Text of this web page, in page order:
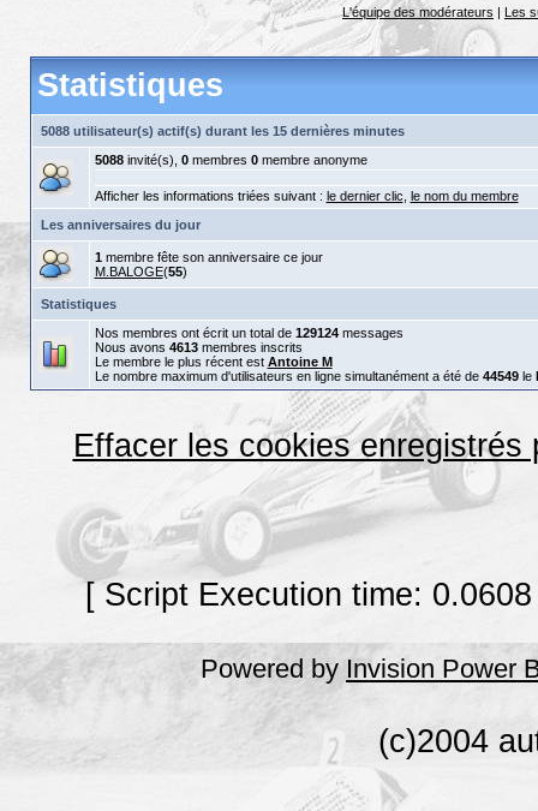
L'équipe des modérateurs | Les
Statistiques
5088 utilisateur(s) actif(s) durant les 15 dernières minutes
5088invité(s), 0membres 0membre anonyme
Afficher les informations triées suivant : le dernier clic le nom du membre
Les anniversaires du jour
1membre fête son anniversaire ce jour
M.BALOGE(55)
Statistiques
Nos membres ont écrit un total de 129124messages
Nous avons 4613membres inscrits
Le membre le plus récent est Antoine M
Le nombre maximum d'utilisateurs en ligne simultanément a été de 44549le
Effacer les cookies enregistrés
[ Script Execution time:
Powered by Invision Power
(c)2004